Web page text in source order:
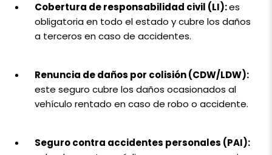
Cobertura de responsabilidad civil (LI):es
obligatoria en todo el estado y cubre los daños
a terceros en caso de accidentes.
Renuncia de daños por colisión (CDW/LDW):
este seguro cubre los daños ocasionados al
vehículo rentado en caso de robo o accidente.
Seguro contra accidentes personales (PAI):